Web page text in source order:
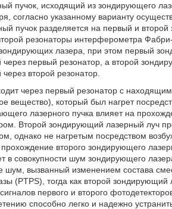
пучок, исходящий из зондирующего
согласно указанному варианту
пучок разделяется на первый и
резонаторы интерферометра
лазера, при этом первый
первый резонатор, а второй
второй резонатор.
через первый резонатор с
вещество), который был нагрет
лазерного пучка влияет на
Второй зондирующий лазерный луч
однако не нагретым посредством
второго зондирующего
в совокупности шум зондирующего
шум, вызванный изменением состава
(PTPS), тогда как второй
первого и второго
способно легко и надежно